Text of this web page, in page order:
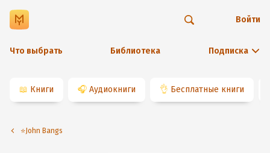
Что выбрать Библиотека Подписка
Войти
📖 Книги 🎧 Аудиокниги 👌 Бесплатные книги
⭐️John Bangs